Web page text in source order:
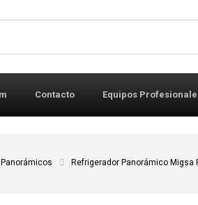
Contacto Equipos
Refrigerador Panorámico Migsa